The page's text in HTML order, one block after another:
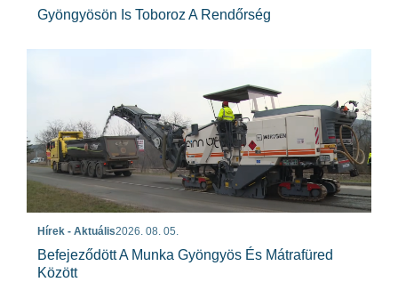
Gyöngyösön Is Toboroz A Rendőrség
Hírek - Aktuális2026. 08. 05.
Befejeződött A Munka Gyöngyös És Mátrafüred
Között